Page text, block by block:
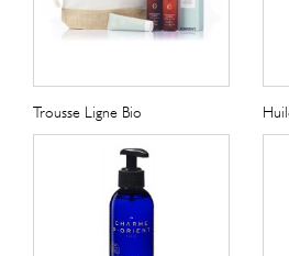
Trousse Ligne Bio